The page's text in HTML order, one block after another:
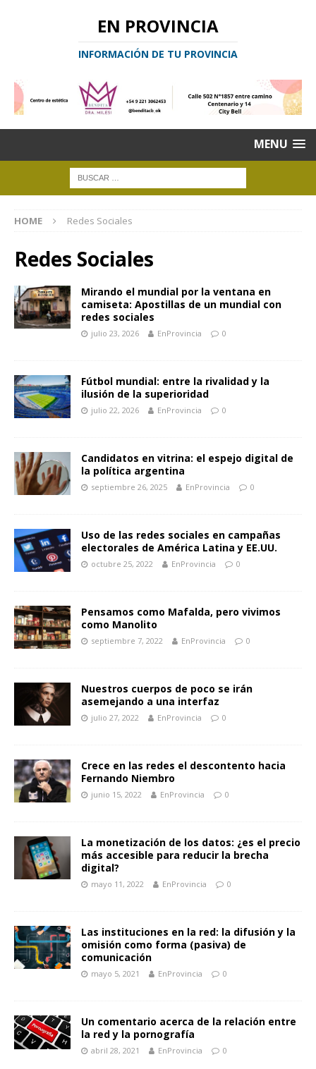
EN PROVINCIA
INFORMACIÓN DE TU PROVINCIA
MENU
HOME Redes Sociales
Redes Sociales
Mirando el mundial por la ventana en
camiseta: Apostillas de un mundial con
redes sociales
julio 23, 2026 EnProvincia 0
Fútbol mundial: entre la rivalidad y la
ilusión de la superioridad
julio 22, 2026 EnProvincia 0
Candidatos en vitrina: el espejo digital de
la política argentina
septiembre 26, 2025 EnProvincia 0
Uso de las redes sociales en campañas
electorales de América Latina y EE.UU.
octubre 25, 2022 EnProvincia 0
Pensamos como Mafalda, pero vivimos
como Manolito
septiembre 7, 2022 EnProvincia 0
Nuestros cuerpos de poco se irán
asemejando a una interfaz
julio 27, 2022 EnProvincia 0
Crece en las redes el descontento hacia
Fernando Niembro
junio 15, 2022 EnProvincia 0
La monetización de los datos: ¿es el precio
más accesible para reducir la brecha
digital?
mayo 11, 2022 EnProvincia 0
Las instituciones en la red: la difusión y la
omisión como forma (pasiva) de
comunicación
mayo 5, 2021 EnProvincia 0
Un comentario acerca de la relación entre
la red y la pornografía
abril 28, 2021 EnProvincia 0